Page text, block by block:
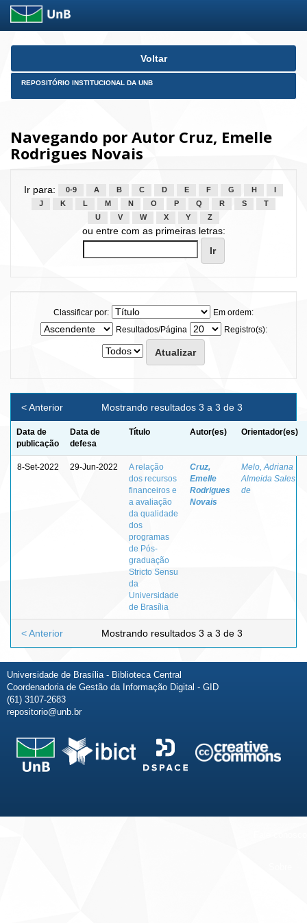
Skip
Voltar
REPOSITÓRIO INSTITUCIONAL DA UNB
Navegando por Autor Cruz, Emelle
Rodrigues Novais
Ir para: 0-9 A B C D E F G H
J
K L M N O P Q R S
T
U
V W X Y Z
ou entre com as primeiras letras:
Classificar por:
Em ordem:
Resultados/Página
Registro(s):
Mostrando resultados 3 a 3 de 3
< Anterior
Data de
publicação
Data de
defesa
Título Autor(es) Orientador(es)
8-Set-2022 29-Jun-2022
A relação
dos recursos
financeiros e
a avaliação
da qualidade
dos
programas
de Pós-
graduação
Stricto Sensu
da
Universidade
de Brasília
Cruz,
Emelle
Rodrigues
Novais
Melo, Adriana
Almeida Sales
de
Mostrando resultados 3 a 3 de 3
< Anterior
Universidade de Brasília - Biblioteca Central
Coordenadoria de Gestão da Informação Digital - GID
(61) 3107-2683
repositorio@unb.br